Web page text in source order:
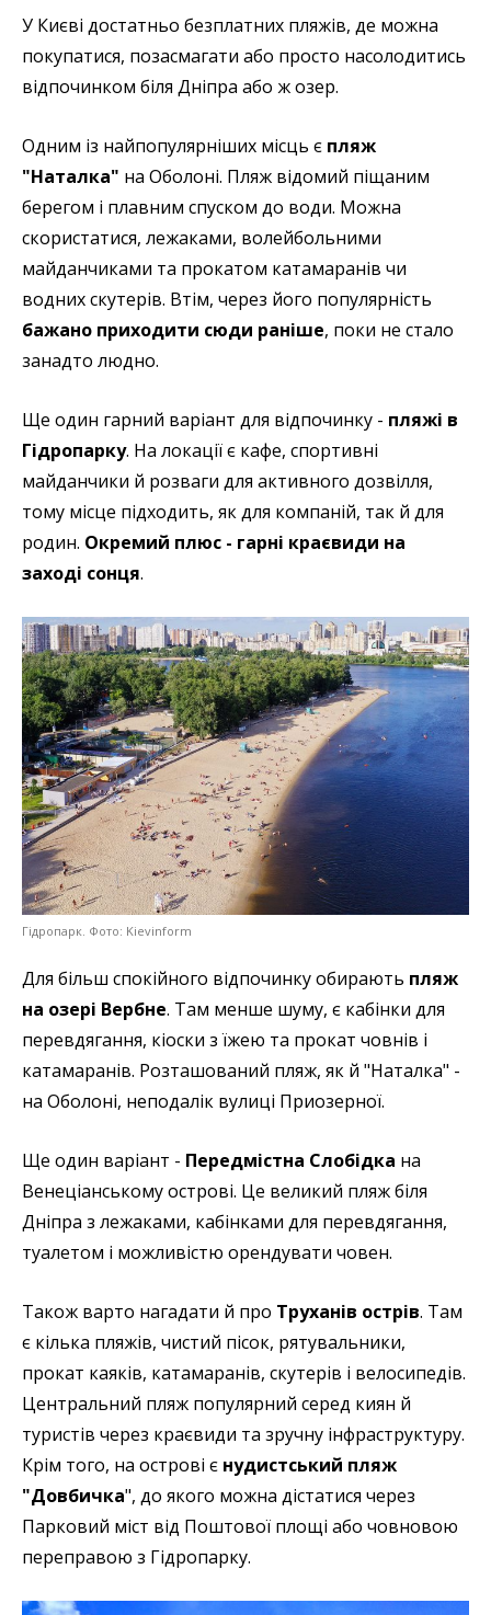
У Києві достатньо безплатних пляжів, де можна
покупатися, позасмагати або просто насолодитись
відпочинком біля Дніпра або ж озер.
Одним із найпопулярніших місць є пляж
"Наталка" на Оболоні. Пляж відомий піщаним
берегом і плавним спуском до води. Можна
скористатися, лежаками, волейбольними
майданчиками та прокатом катамаранів чи
водних скутерів. Втім, через його популярність
бажано приходити сюди раніше, поки не стало
занадто людно.
Ще один гарний варіант для відпочинку - пляжі в
Гідропарку. На локації є кафе, спортивні
майданчики й розваги для активного дозвілля,
тому місце підходить, як для компаній, так й для
родин. Окремий плюс - гарні краєвиди на
заході сонця.
Гідропарк. Фото: Kievinform
Для більш спокійного відпочинку обирають пляж
на озері Вербне. Там менше шуму, є кабінки для
перевдягання, кіоски з їжею та прокат човнів і
катамаранів. Розташований пляж, як й "Наталка" -
на Оболоні, неподалік вулиці Приозерної.
Ще один варіант - Передмістна Слобідка на
Венеціанському острові. Це великий пляж біля
Дніпра з лежаками, кабінками для перевдягання,
туалетом і можливістю орендувати човен.
Також варто нагадати й про Труханів острів. Там
є кілька пляжів, чистий пісок, рятувальники,
прокат каяків, катамаранів, скутерів і велосипедів.
Центральний пляж популярний серед киян й
туристів через краєвиди та зручну інфраструктуру.
Крім того, на острові є нудистський пляж
"Довбичка", до якого можна дістатися через
Парковий міст від Поштової площі або човновою
переправою з Гідропарку.